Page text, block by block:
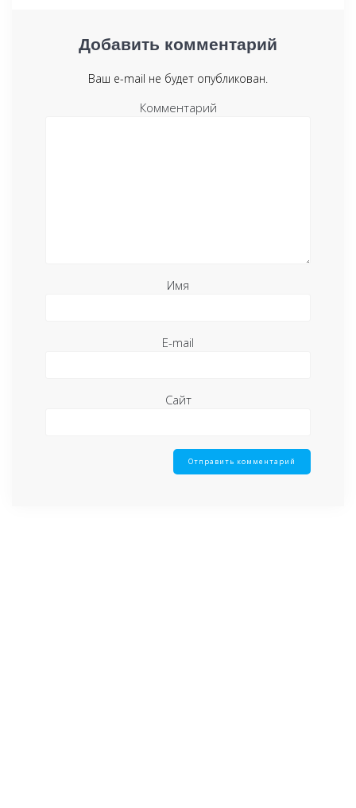
Добавить комментарий
Ваш e-mail не будет опубликован.
Комментарий
Имя
E-mail
Сайт